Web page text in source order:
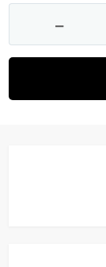
−